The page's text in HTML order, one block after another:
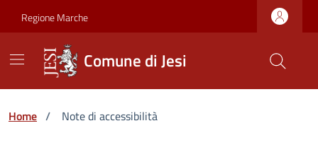
Skip to Main Content
Regione Marche
Comune di Jesi
Home / Note di accessibilità